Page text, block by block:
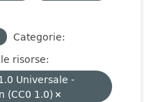
Categorie:
risorse:
Universale -
(CC0 1.0)